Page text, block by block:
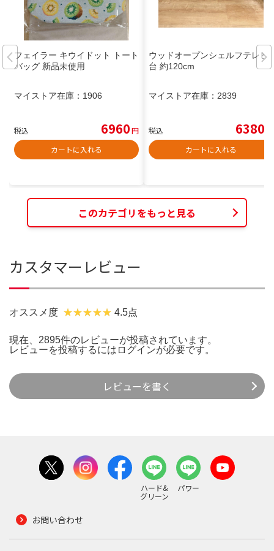
フェイラー キウイドット トート
バッグ 新品未使用
マイストア在庫： 1906
税込 6960円
カートに入れる
ウッドオープンシェルフテレビ
台 約120cm
マイストア在庫： 2839
税込 6380
カートに入れる
このカテゴリをもっと見る
カスタマーレビュー
オススメ度 4.5点
現在、2895件のレビューが投稿されています。
レビューを投稿するには ログインが必要です。
レビューを書く
ハード&
グリーン
パワー
お問い合わせ